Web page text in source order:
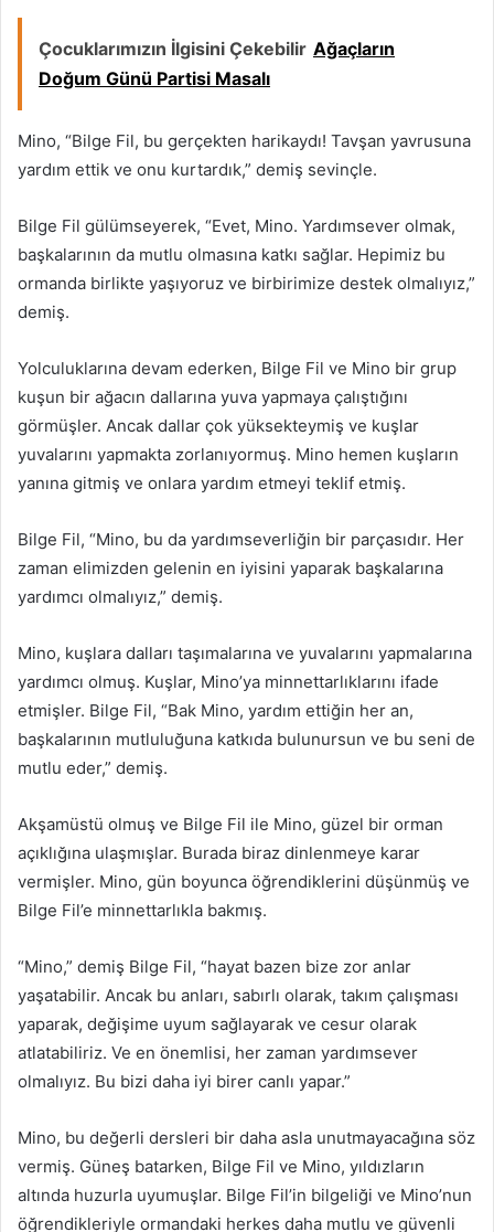
Çocuklarımızın İlgisini Çekebilir Ağaçların
Doğum Günü Partisi Masalı
Mino, “Bilge Fil, bu gerçekten harikaydı! Tavşan yavrusuna
yardım ettik ve onu kurtardık,” demiş sevinçle.
Bilge Fil gülümseyerek, “Evet, Mino. Yardımsever olmak,
başkalarının da mutlu olmasına katkı sağlar. Hepimiz bu
ormanda birlikte yaşıyoruz ve birbirimize destek olmalıyız,”
demiş.
Yolculuklarına devam ederken, Bilge Fil ve Mino bir grup
kuşun bir ağacın dallarına yuva yapmaya çalıştığını
görmüşler. Ancak dallar çok yüksekteymiş ve kuşlar
yuvalarını yapmakta zorlanıyormuş. Mino hemen kuşların
yanına gitmiş ve onlara yardım etmeyi teklif etmiş.
Bilge Fil, “Mino, bu da yardımseverliğin bir parçasıdır. Her
zaman elimizden gelenin en iyisini yaparak başkalarına
yardımcı olmalıyız,” demiş.
Mino, kuşlara dalları taşımalarına ve yuvalarını yapmalarına
yardımcı olmuş. Kuşlar, Mino’ya minnettarlıklarını ifade
etmişler. Bilge Fil, “Bak Mino, yardım ettiğin her an,
başkalarının mutluluğuna katkıda bulunursun ve bu seni de
mutlu eder,” demiş.
Akşamüstü olmuş ve Bilge Fil ile Mino, güzel bir orman
açıklığına ulaşmışlar. Burada biraz dinlenmeye karar
vermişler. Mino, gün boyunca öğrendiklerini düşünmüş ve
Bilge Fil’e minnettarlıkla bakmış.
“Mino,” demiş Bilge Fil, “hayat bazen bize zor anlar
yaşatabilir. Ancak bu anları, sabırlı olarak, takım çalışması
yaparak, değişime uyum sağlayarak ve cesur olarak
atlatabiliriz. Ve en önemlisi, her zaman yardımsever
olmalıyız. Bu bizi daha iyi birer canlı yapar.”
Mino, bu değerli dersleri bir daha asla unutmayacağına söz
vermiş. Güneş batarken, Bilge Fil ve Mino, yıldızların
altında huzurla uyumuşlar. Bilge Fil’in bilgeliği ve Mino’nun
öğrendikleriyle ormandaki herkes daha mutlu ve güvenli